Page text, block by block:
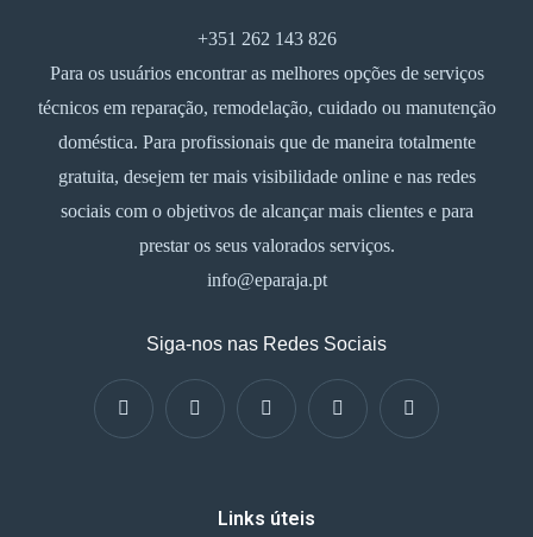
+351 262 143 826
Para os usuários encontrar as melhores opções de serviços
técnicos em reparação, remodelação, cuidado ou manutenção
doméstica. Para profissionais que de maneira totalmente
gratuita, desejem ter mais visibilidade online e nas redes
sociais com o objetivos de alcançar mais clientes e para
prestar os seus valorados serviços.
info@eparaja.pt
Siga-nos nas Redes Sociais
Links úteis